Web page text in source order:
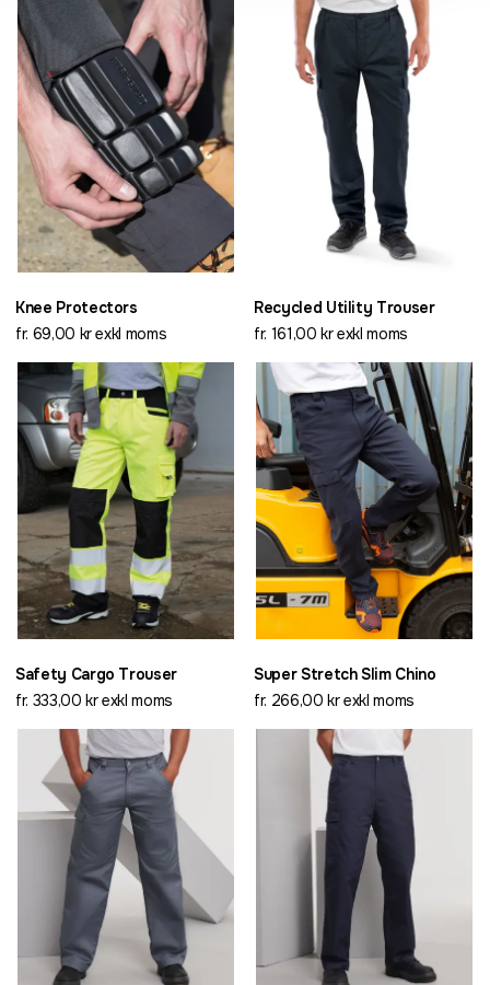
Knee Protectors
fr. 69,00 kr exkl moms
Recycled Utility Trouser
fr. 161,00 kr exkl moms
Safety Cargo Trouser
fr. 333,00 kr exkl moms
Super Stretch Slim Chino
fr. 266,00 kr exkl moms